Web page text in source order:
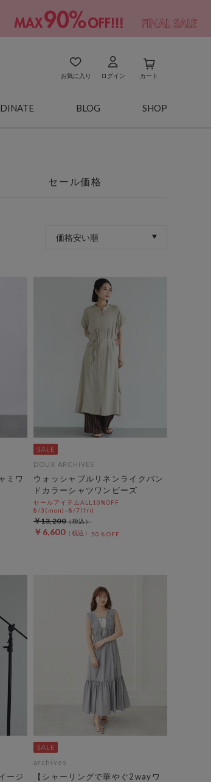
お気に入り ログイン カート
BLOG SHOP
セール価格
価格安い順
ミワ
DOUX ARCHIVES
ウォッシャブルリネンライクバン
ドカラーシャツワンピーズ
セールアイテムALL10%OFF
8/3(mon)~8/7(fri)
￥6,600 50％OFF
￥13,200
ージ
archives
【シャーリングで華やぐ2wayワ